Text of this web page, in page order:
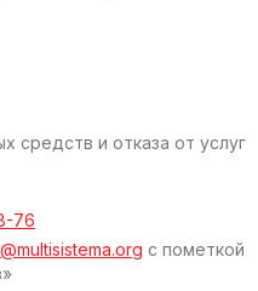
средств и отказа от услуг
76
с пометкой